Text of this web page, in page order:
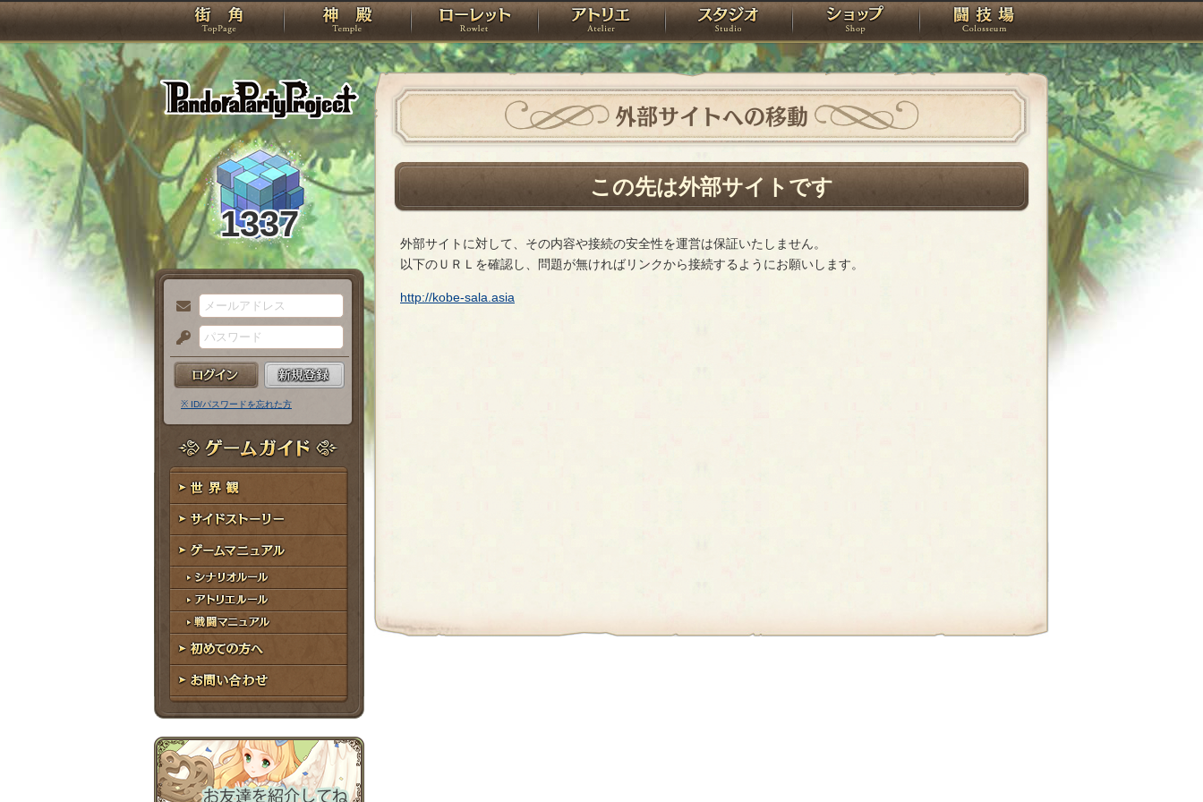
PandoraPartyProject
TOP 神殿 ローレット アトリエ スタジオ ショップ 闘技場
1337
メ
ー
ル
ア
ド
レ
ス
パ
ス
ー
ド
※ ID/パスワードを忘れた方
ゲームガイド
世界観
サイドストーリー
ゲームマニュアル
シナリオルール
アトリエルール
戦闘マニュアル
初めての方へ
お問い合わせ
外部サイトへの移動
この先は外部サイトです
外部サイトに対して、その内容や接続の安全性を運営は保証いたしません。
以下のＵＲＬを確認し、問題が無ければリンクから接続するようにお願いします。
http://kobe-sala.asia